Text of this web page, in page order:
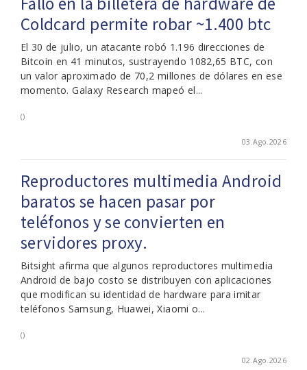
Coldcard permite robar ~1.400 btc
El 30 de julio, un atacante robó 1.196 direcciones de
Bitcoin en 41 minutos, sustrayendo 1082,65 BTC, con
un valor aproximado de 70,2 millones de dólares en ese
momento. Galaxy Research mapeó el...
()
03.Ago.2026
Reproductores multimedia Android
baratos se hacen pasar por
teléfonos y se convierten en
servidores proxy.
Bitsight afirma que algunos reproductores multimedia
Android de bajo costo se distribuyen con aplicaciones
que modifican su identidad de hardware para imitar
teléfonos Samsung, Huawei, Xiaomi o...
()
02.Ago.2026